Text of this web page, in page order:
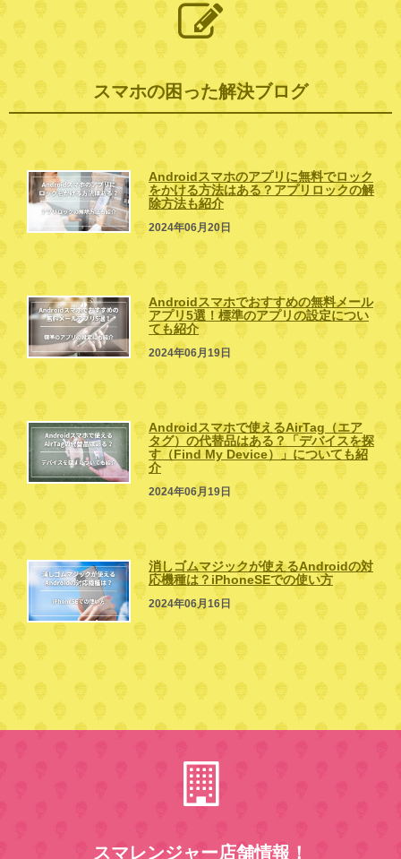
スマホの困った解決ブログ
Androidスマホのアプリに無料でロック
をかける方法はある？アプリロックの解
除方法も紹介
2024年06月20日
Androidスマホでおすすめの無料メール
アプリ5選！標準のアプリの設定につい
ても紹介
2024年06月19日
Androidスマホで使えるAirTag（エア
タグ）の代替品はある？「デバイスを探
す（Find My Device）」についても紹
介
2024年06月19日
消しゴムマジックが使えるAndroidの対
応機種は？iPhoneSEでの使い方
2024年06月16日
スマレンジャー店舗情報！